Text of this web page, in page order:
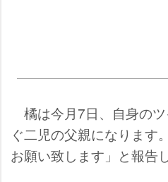
橘は今月7日、自身の
ぐ二児の父親になります
お願い致します」と報告